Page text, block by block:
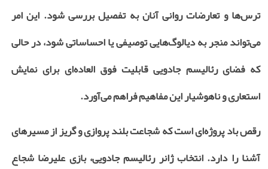
ترس‌ها و تعارضات روانی آنان به تفصیل بررسی شود. این امر
می‌تواند منجر به دیالوگ‌هایی توصیفی یا احساساتی شود، در حالی
که فضای رئالیسم جادویی قابلیت فوق ‌العاده‌ای برای نمایش
استعاری و ناهوشیار این مفاهیم فراهم می‌آورد.
رقص باد پروژه‌ای است که شجاعت بلند پروازی و گریز از مسیرهای
آشنا را دارد. انتخاب ژانر رئالیسم جادویی، بازی علیرضا شجاع